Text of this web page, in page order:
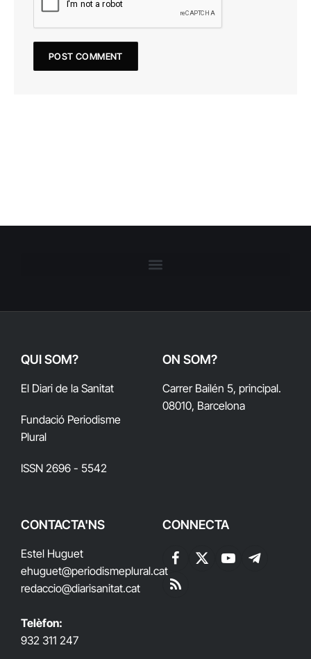
QUI SOM?
El Diari de la Sanitat
Fundació Periodisme
Plural
ISSN 2696 - 5542
ON SOM?
Carrer Bailén 5, principal.
08010, Barcelona
CONTACTA'NS
Estel Huguet
ehuguet@periodismeplural.cat
redaccio@diarisanitat.cat
Telèfon:
932 311 247
CONNECTA
Facebook
X
YouTubeTelegram
RSS